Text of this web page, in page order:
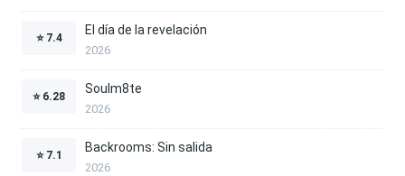
⭐ 7.4
El día de la revelación
2026
⭐ 6.28
Soulm8te
2026
⭐ 7.1
Backrooms: Sin salida
2026